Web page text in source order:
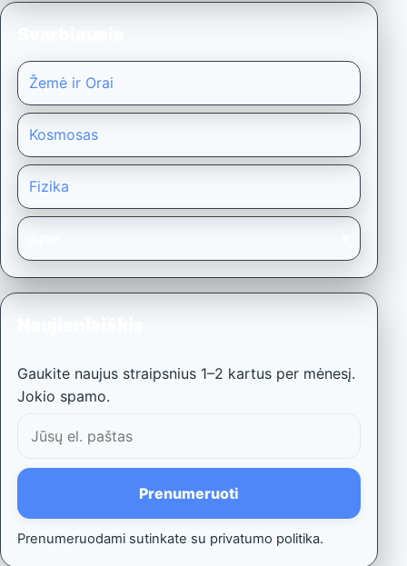
Žemė ir Orai
Kosmosas
Fizika
Gaukite naujus straipsnius 1–2 kartus per mėnesį.
Jokio spamo.
El.
paštas
Prenumeruoti
Prenumeruodami sutinkate su privatumo politika.